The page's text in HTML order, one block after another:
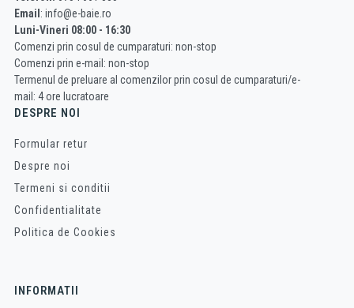
Email : info@e-baie.ro
Luni-Vineri 08:00 - 16:30
Comenzi prin cosul de cumparaturi: non-stop
Comenzi prin e-mail: non-stop
Termenul de preluare al comenzilor prin cosul de cumparaturi/e-
mail: 4 ore lucratoare
DESPRE NOI
Formular retur
Despre noi
Termeni si conditii
Confidentialitate
Politica de Cookies
INFORMATII